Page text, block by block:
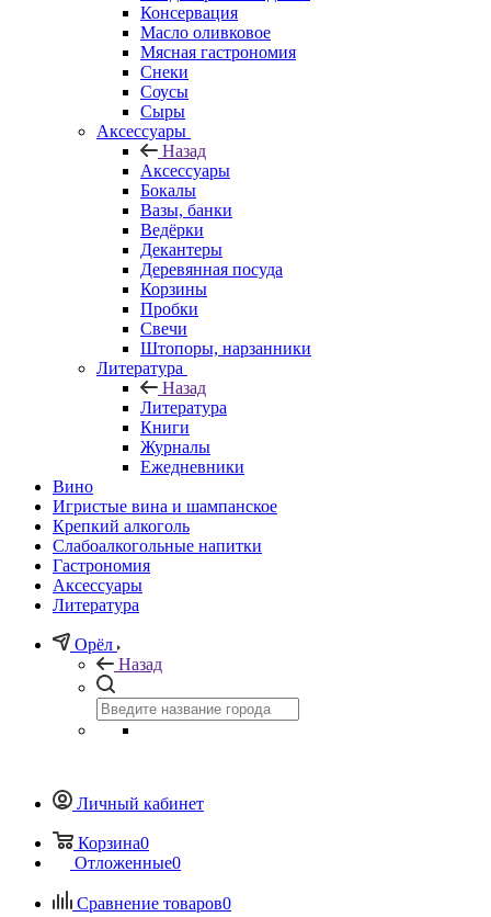
Консервация
Масло оливковое
Мясная гастрономия
Снеки
Соусы
Сыры
Аксессуары
Назад
Аксессуары
Бокалы
Вазы, банки
Ведёрки
Декантеры
Деревянная посуда
Корзины
Пробки
Свечи
Штопоры, нарзанники
Литература
Назад
Литература
Книги
Журналы
Ежедневники
Вино
Игристые вина и шампанское
Крепкий алкоголь
Слабоалкогольные напитки
Гастрономия
Аксессуары
Литература
Орёл
Назад
Личный кабинет
Корзина0
Отложенные0
Сравнение товаров0